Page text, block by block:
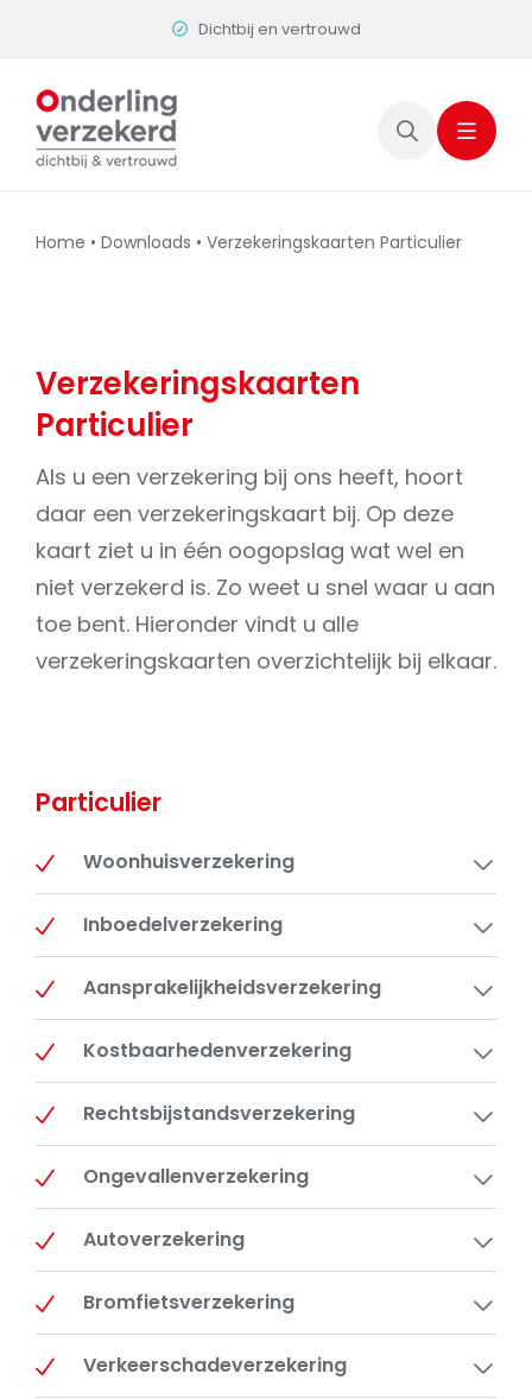
Dichtbij en vertrouwd
Home • Downloads • Verzekeringskaarten Particulier
Verzekeringskaarten
Particulier
Als u een verzekering bij ons heeft, hoort
daar een verzekeringskaart bij. Op deze
kaart ziet u in één oogopslag wat wel en
niet verzekerd is. Zo weet u snel waar u aan
toe bent. Hieronder vindt u alle
verzekeringskaarten overzichtelijk bij elkaar.
Particulier
Woonhuisverzekering
Inboedelverzekering
Aansprakelijkheidsverzekering
Kostbaarhedenverzekering
Rechtsbijstandsverzekering
Ongevallenverzekering
Autoverzekering
Bromfietsverzekering
Verkeerschadeverzekering